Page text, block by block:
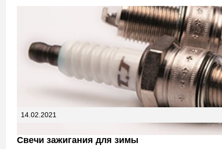
14.02.2021
Свечи зажигания для зимы